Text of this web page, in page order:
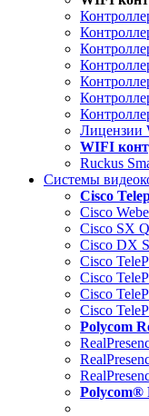
Лицензии
WIFI
Ruckus
Системы
Cisco
Cisco
Cisco SX
Cisco DX
Cisco
Cisco
Cisco
Cisco
Polycom
Polycom®